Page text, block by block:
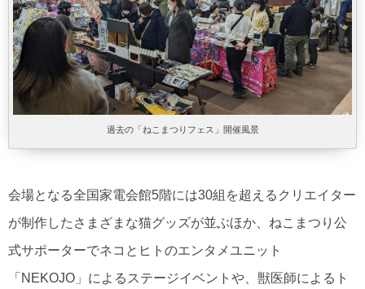
過去の「ねこまつりフェス」開催風景
会場となる全国家電会館5階には30組を超えるクリエイター
が制作したさまざまな猫グッズが並ぶほか、ねこまつり公
式サポーターでネコとヒトのエンタメユニット
「NEKOJO」によるステージイベントや、獣医師によるト